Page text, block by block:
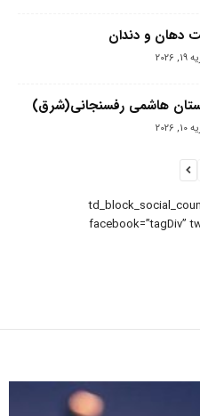
دهان و دندان
2026
هاشمی رفسنجانی(شرق)
2026
facebook=”tagDiv”